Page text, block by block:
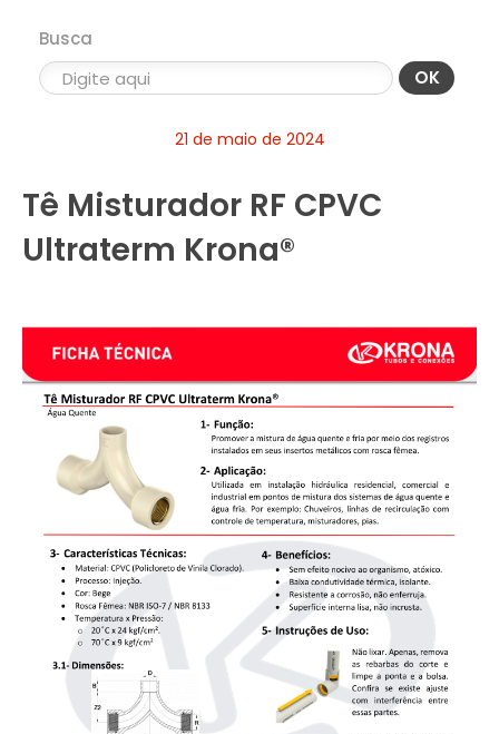
Busca
OK
21 de maio de 2024
Tê Misturador RF CPVC
Ultraterm Krona®